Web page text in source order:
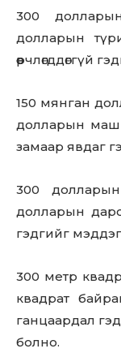
300
долларын
өөрчлөгддөггүй
150 мянган
долларын
замаар явдаг
300
долларын
гэдгийг
300 метр
квадрат
ганцаардал
болно.